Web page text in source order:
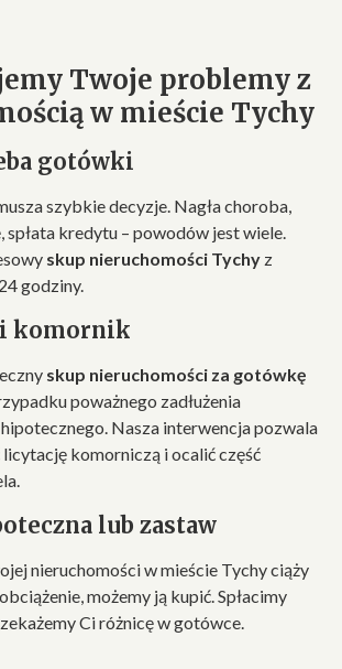
Twoje problemy z
w mieście Tychy
gotówki
szybkie decyzje. Nagła choroba,
spłata kredytu – powodów jest wiele.
skup nieruchomości Tychy z
godziny.
i komornik
skup nieruchomości za gotówkę
poważnego zadłużenia
Nasza interwencja pozwala
komorniczą i ocalić część
lub zastaw
nieruchomości w mieście Tychy ciąży
możemy ją kupić. Spłacimy
Ci różnicę w gotówce.